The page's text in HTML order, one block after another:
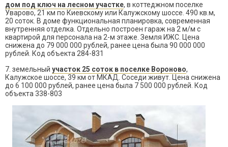
дом под ключ на лесном участке, в коттеджном поселке
Уварово, 21 км по Киевскому или Калужскому шоссе. 490 кв.м,
20 соток. В доме функциональная планировка, современная
внутренняя отделка. Отдельно построен гараж на 2 м/м с
квартирой для персонала на 2-м этаже. Земля ИЖС. Цена
снижена до 79 000 000 рублей, ранее цена была 90 000 000
рублей. Код объекта 284-831
7. земельный участок 25 соток в поселке Вороново,
Калужское шоссе, 39 км от МКАД. Соседи живут. Цена снижена
до 6 100 000 рублей, ранее цена была 7 500 000 рублей. Код
объекта 338-803